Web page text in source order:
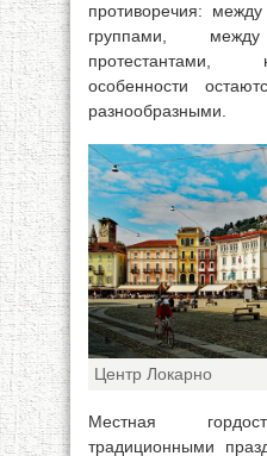
противоречия:
группами,
протестантами,
особенности
разнообразными.
Центр Локарно
Местная
традиционными